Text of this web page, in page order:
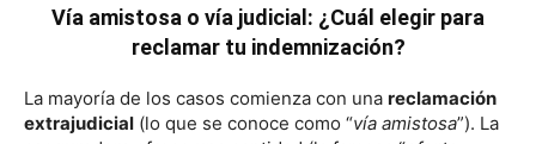
Vía amistosa o vía judicial: ¿Cuál elegir para
reclamar tu indemnización?
La mayoría de los casos comienza con una reclamación
extrajudicial (lo que se conoce como “vía amistosa”). La